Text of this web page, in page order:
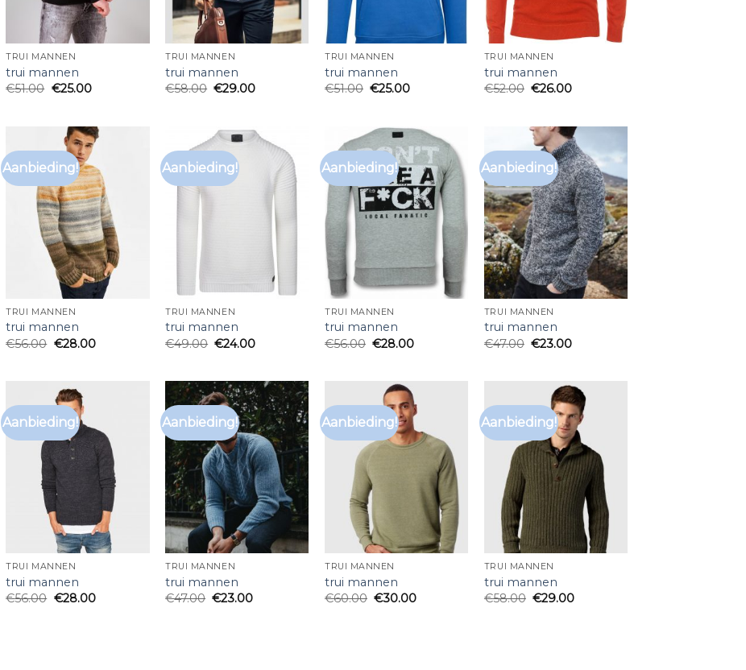
TRUI MANNEN
trui mannen
€51.00 €25.00
TRUI MANNEN
trui mannen
€58.00 €29.00
TRUI MANNEN
trui mannen
€51.00 €25.00
TRUI MANNEN
trui mannen
€52.00 €26.00
Aanbieding!
TRUI MANNEN
trui mannen
€56.00 €28.00
Aanbieding!
TRUI MANNEN
trui mannen
€49.00 €24.00
Aanbieding!
TRUI MANNEN
trui mannen
€56.00 €28.00
Aanbieding!
TRUI MANNEN
trui mannen
€47.00 €23.00
Aanbieding!
TRUI MANNEN
trui mannen
€56.00 €28.00
Aanbieding!
TRUI MANNEN
trui mannen
€47.00 €23.00
Aanbieding!
TRUI MANNEN
trui mannen
€60.00 €30.00
Aanbieding!
TRUI MANNEN
trui mannen
€58.00 €29.00